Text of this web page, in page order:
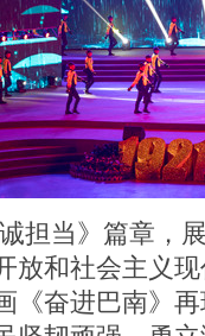
担当》篇章，
放和社会主义
《奋进巴南》